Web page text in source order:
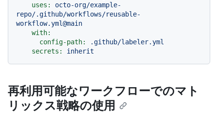
uses:
octo-org/example-
repo/.github/workflows/reusable-
workflow.yml@main
with:
config-path:
.github/labeler.yml
secrets:
inherit
再利用可能なワークフローでのマト
リックス戦略の使用